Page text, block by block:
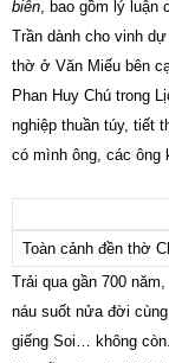
biên, bao gồm lý luận
Trần dành cho vinh
thờ ở Văn Miếu bên
Phan Huy Chú trong
nghiệp thuần túy, tiết
có mình ông, các ông
Toàn cảnh đền thờ
Trải qua gần 700
náu suốt nửa đời
giếng Soi… không